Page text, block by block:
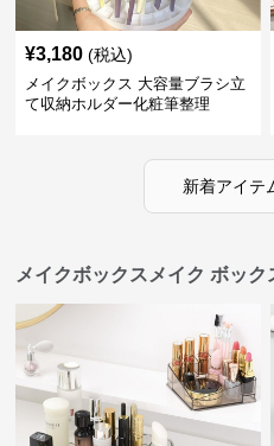
¥3,180 (税込)
メイクボックス 大容量ブラシ立
て収納ホルダー化粧筆整理
新着アイテ
メイクボックスメイク ボッ